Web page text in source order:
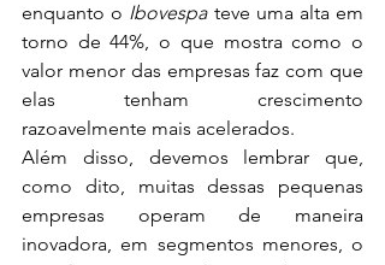
enquanto o Ibovespa teve uma alta em
torno de 44%, o que mostra como o
valor menor das empresas faz com que
elas tenham crescimento
razoavelmente mais acelerados.
Além disso, devemos lembrar que,
como dito, muitas dessas pequenas
empresas operam de maneira
inovadora, em segmentos menores, o